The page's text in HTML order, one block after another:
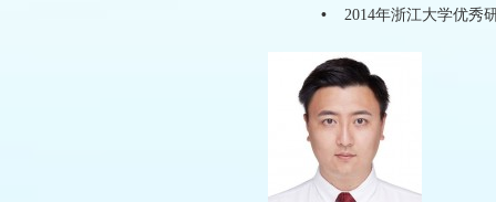
• 2014年浙江大学优秀